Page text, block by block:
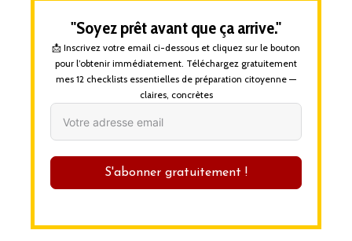
"Soyez prêt avant que ça arrive."
📩 Inscrivez votre email ci-dessous et cliquez sur le bouton
pour l’obtenir immédiatement. Téléchargez gratuitement
mes 12 checklists essentielles de préparation citoyenne —
claires, concrètes
S'abonner gratuitement !